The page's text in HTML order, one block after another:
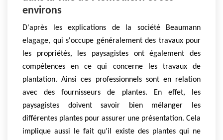
environs
D'après les explications de la société Beaumann
elagage, qui s'occupe généralement des travaux pour
les propriétés, les paysagistes ont également des
compétences en ce qui concerne les travaux de
plantation. Ainsi ces professionnels sont en relation
avec des fournisseurs de plantes. En effet, les
paysagistes doivent savoir bien mélanger les
différentes plantes pour assurer une présentation. Cela
implique aussi le fait qu'il existe des plantes qui ne